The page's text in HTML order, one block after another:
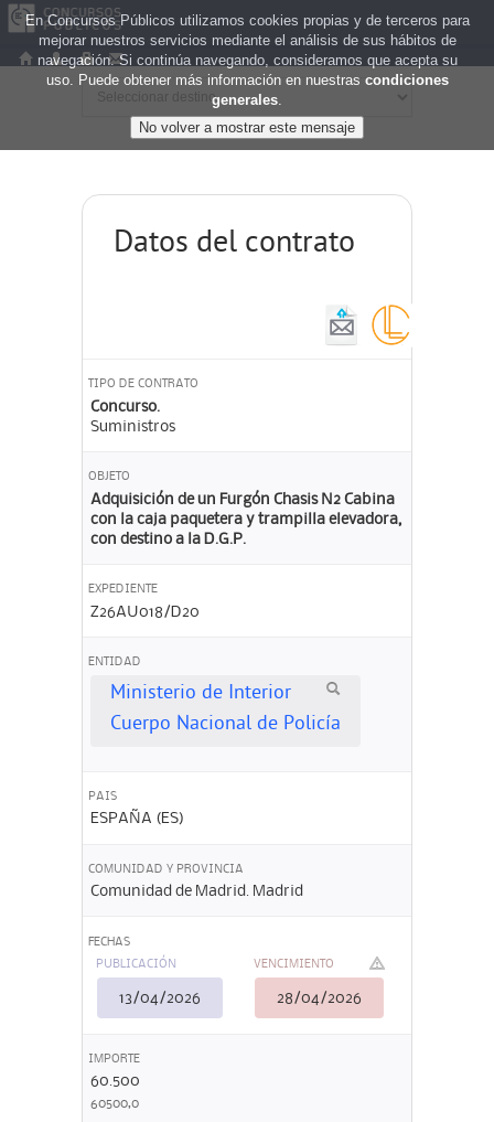
Datos del contrato
TIPO DE CONTRATO
Concurso.
Suministros
OBJETO
Adquisición de un Furgón Chasis N2 Cabina
con la caja paquetera y trampilla elevadora,
con destino a la D.G.P.
EXPEDIENTE
Z26AU018/D20
ENTIDAD
Ministerio de Interior
Cuerpo Nacional de Policía
PAIS
ESPAÑA (ES)
COMUNIDAD Y PROVINCIA
Comunidad de Madrid. Madrid
FECHAS
PUBLICACIÓN
13/04/2026
VENCIMIENTO
28/04/2026
IMPORTE
60.500
60500,0
En Concursos Públicos utilizamos cookies propias y de terceros para
mejorar nuestros servicios mediante el análisis de sus hábitos de
navegación. Si continúa navegando, consideramos que acepta su
uso. Puede obtener más información en nuestras condiciones
generales.